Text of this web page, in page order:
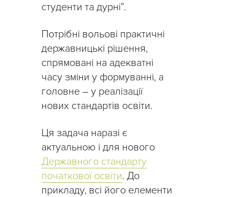
студенти та дурні”.
Потрібні вольові практичні
державницькі рішення,
спрямовані на адекватні
часу зміни у формуванні, а
головне – у реалізації
нових стандартів освіти.
Ця задача наразі є
актуальною і для нового
Державного стандарту
початкової освіти. До
прикладу, всі його елементи